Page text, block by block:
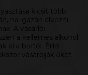
kicsit több
ha igazán élvezni
A vásárlói
a kellemes alkohol
el a bortól. Értő
vásárolják őket